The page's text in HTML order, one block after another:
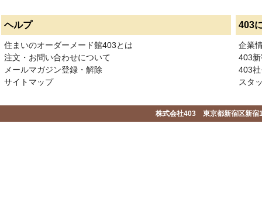
ヘルプ 403
住まいのオーダーメード館403とは
注文・お問い合わせについて
メールマガジン登録・解除
サイトマップ
企業
403
403
スタ
株式会社403 東京都新宿区新